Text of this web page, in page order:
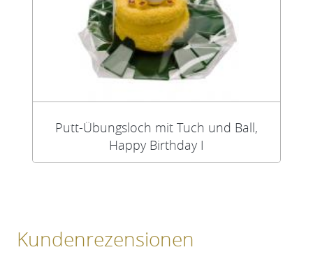
Putt-Übungsloch mit Tuch und Ball,
Happy Birthday I
Kundenrezensionen